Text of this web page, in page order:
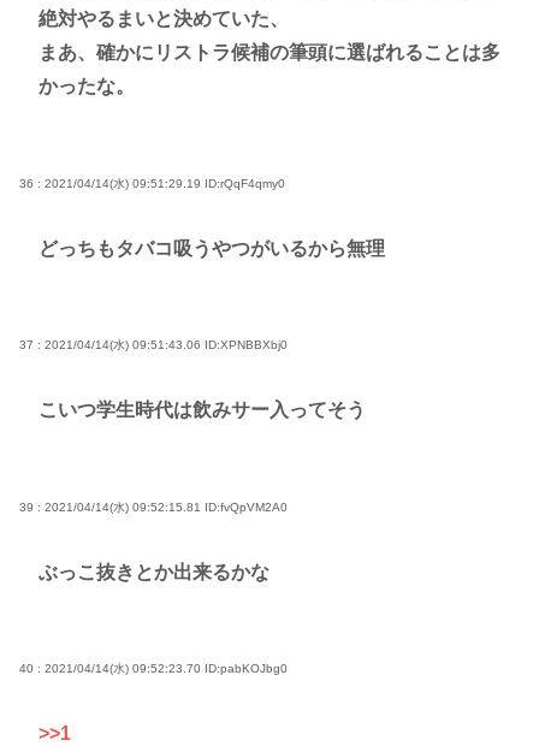
絶対やるまいと決めていた、
まあ、確かにリストラ候補の筆頭に選ばれることは多
かったな。
36 : 2021/04/14(水) 09:51:29.19 ID:rQqF4qmy0
どっちもタバコ吸うやつがいるから無理
37 : 2021/04/14(水) 09:51:43.06 ID:XPNBBXbj0
こいつ学生時代は飲みサー入ってそう
39 : 2021/04/14(水) 09:52:15.81 ID:fvQpVM2A0
ぶっこ抜きとか出来るかな
40 : 2021/04/14(水) 09:52:23.70 ID:pabKOJbg0
>>1